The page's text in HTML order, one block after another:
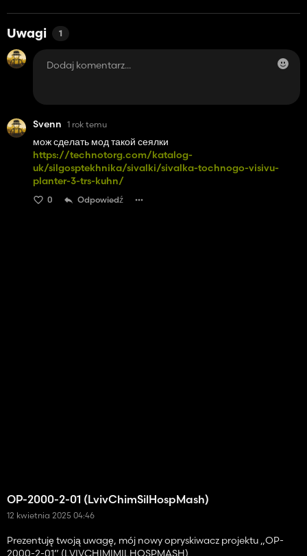
Uwagi 1
Svenn 1 rok temu
мож сделать мод такой сеялки
https://technotorg.com/katalog-
uk/silgosptekhnika/sivalki/sivalka-tochnogo-visivu-
planter-3-trs-kuhn/
0 Odpowiedź
OP-2000-2-01 (LvivChimSilHospMash)
12 kwietnia 2025 04:46
Prezentuję twoją uwagę, mój nowy opryskiwacz projektu „OP-